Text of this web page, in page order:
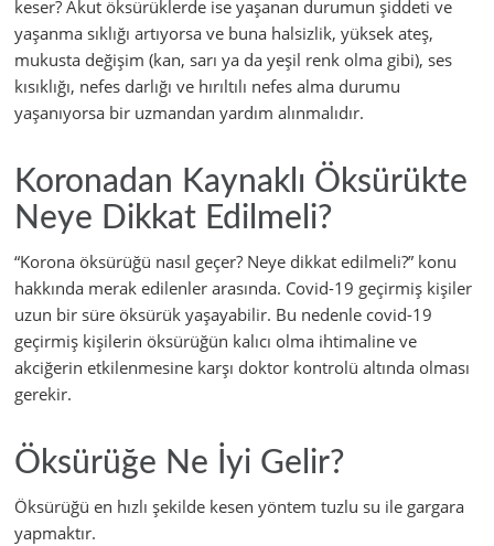
keser? Akut öksürüklerde ise yaşanan durumun şiddeti ve
yaşanma sıklığı artıyorsa ve buna halsizlik, yüksek ateş,
mukusta değişim (kan, sarı ya da yeşil renk olma gibi), ses
kısıklığı, nefes darlığı ve hırıltılı nefes alma durumu
yaşanıyorsa bir uzmandan yardım alınmalıdır.
Koronadan Kaynaklı Öksürükte
Neye Dikkat Edilmeli?
“Korona öksürüğü nasıl geçer? Neye dikkat edilmeli?” konu
hakkında merak edilenler arasında. Covid-19 geçirmiş kişiler
uzun bir süre öksürük yaşayabilir. Bu nedenle covid-19
geçirmiş kişilerin öksürüğün kalıcı olma ihtimaline ve
akciğerin etkilenmesine karşı doktor kontrolü altında olması
gerekir.
Öksürüğe Ne İyi Gelir?
Öksürüğü en hızlı şekilde kesen yöntem tuzlu su ile gargara
yapmaktır.